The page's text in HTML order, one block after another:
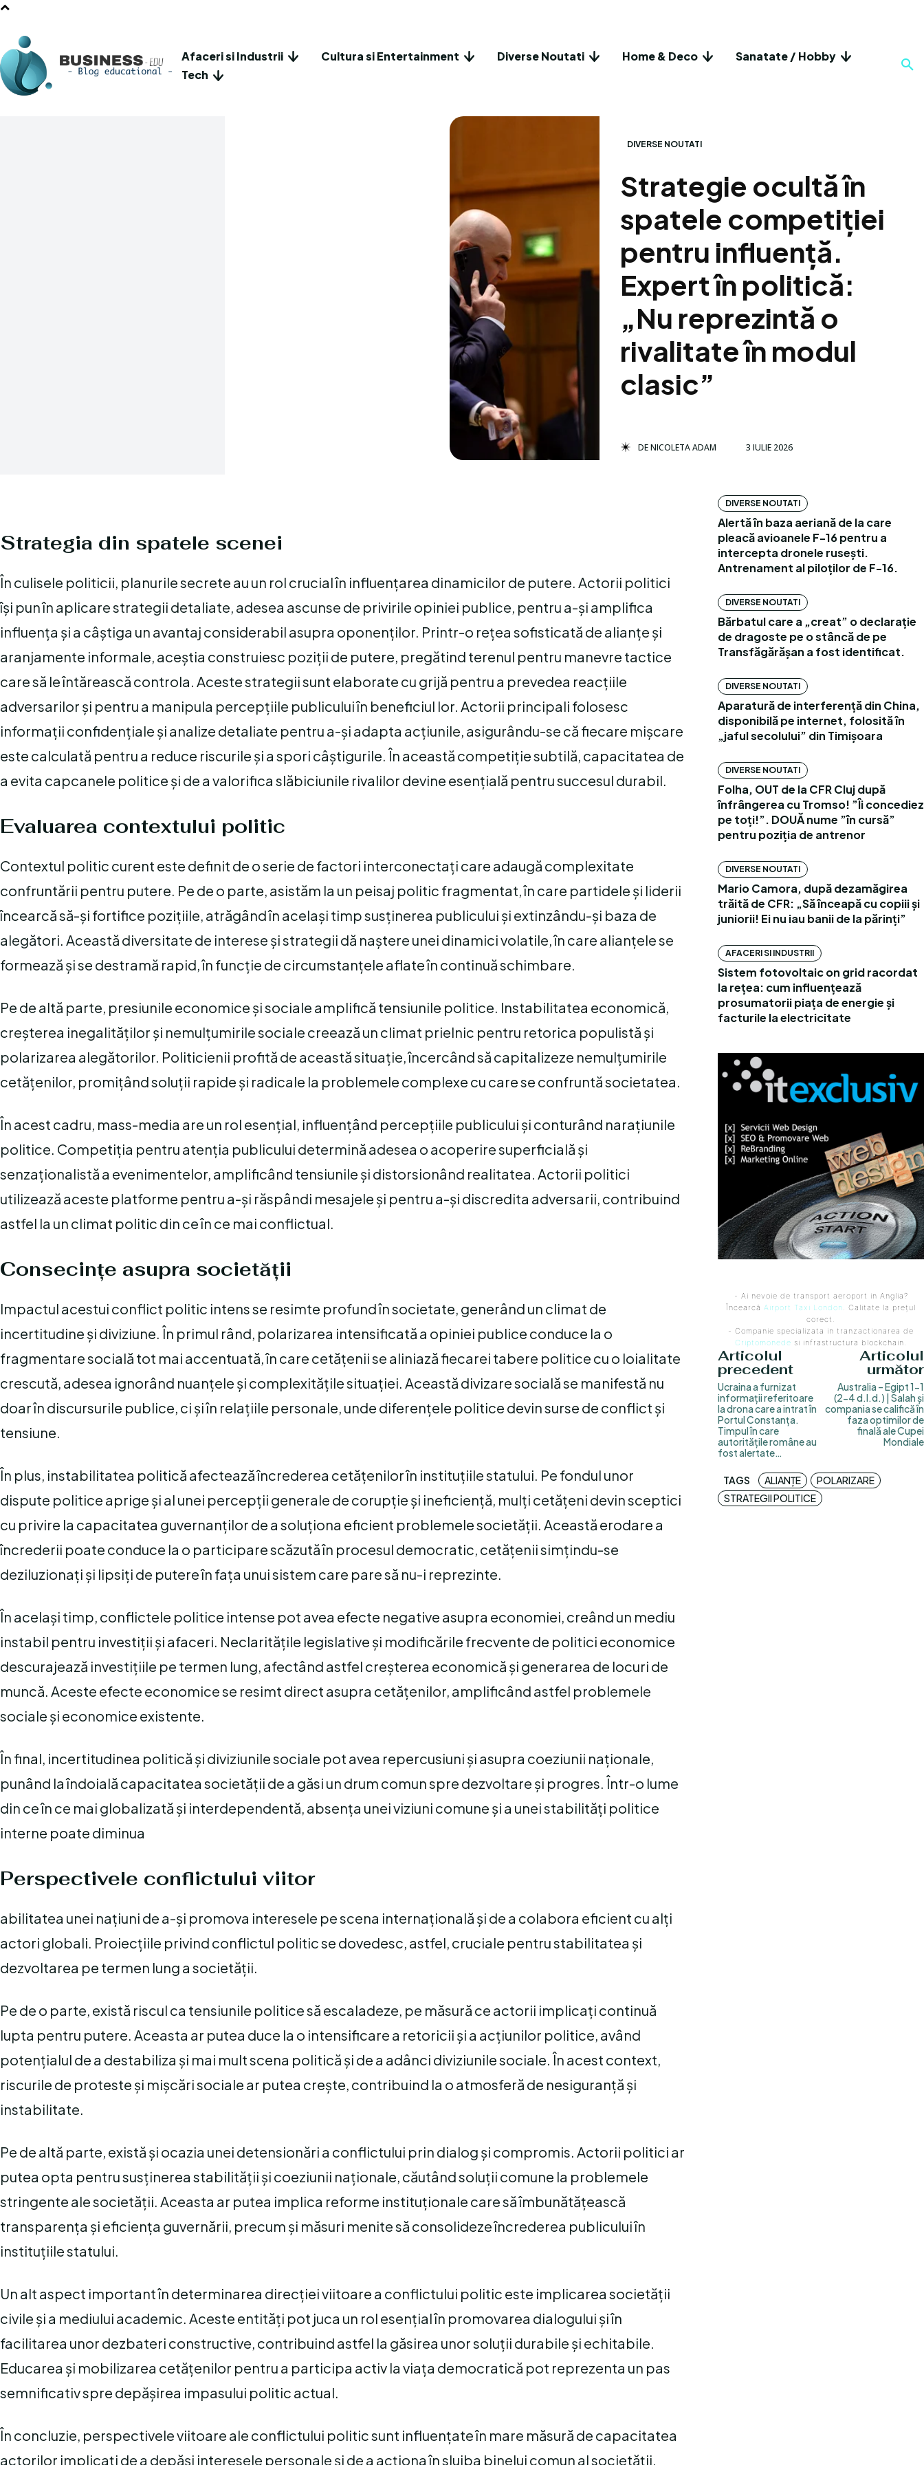
Afaceri si Industrii Cultura si Entertainment Diverse Noutati Home & Deco
Sanatate / Hobby
Tech
DIVERSE NOUTATI
Strategie ocultă în
spatele competiției
pentru influență.
Expert în politică:
„Nu reprezintă o
rivalitate în modul
clasic”
DENICOLETA ADAM 3 IULIE 2026
Strategia din spatele scenei
În culisele politicii, planurile secrete au un rol crucial în influențarea dinamicilor de putere. Actorii politici
își pun în aplicare strategii detaliate, adesea ascunse de privirile opiniei publice, pentru a-și amplifica
influența și a câștiga un avantaj considerabil asupra oponenților. Printr-o rețea sofisticată de alianțe și
aranjamente informale, aceștia construiesc poziții de putere, pregătind terenul pentru manevre tactice
care să le întărească controla. Aceste strategii sunt elaborate cu grijă pentru a prevedea reacțiile
adversarilor și pentru a manipula percepțiile publicului în beneficiul lor. Actorii principali folosesc
informații confidențiale și analize detaliate pentru a-și adapta acțiunile, asigurându-se că fiecare mișcare
este calculată pentru a reduce riscurile și a spori câștigurile. În această competiție subtilă, capacitatea de
a evita capcanele politice și de a valorifica slăbiciunile rivalilor devine esențială pentru succesul durabil.
Evaluarea contextului politic
Contextul politic curent este definit de o serie de factori interconectați care adaugă complexitate
confruntării pentru putere. Pe de o parte, asistăm la un peisaj politic fragmentat, în care partidele și liderii
încearcă să-și fortifice pozițiile, atrăgând în același timp susținerea publicului și extinzându-și baza de
alegători. Această diversitate de interese și strategii dă naștere unei dinamici volatile, în care alianțele se
formează și se destramă rapid, în funcție de circumstanțele aflate în continuă schimbare.
Pe de altă parte, presiunile economice și sociale amplifică tensiunile politice. Instabilitatea economică,
creșterea inegalităților și nemulțumirile sociale creează un climat prielnic pentru retorica populistă și
polarizarea alegătorilor. Politicienii profită de această situație, încercând să capitalizeze nemulțumirile
cetățenilor, promițând soluții rapide și radicale la problemele complexe cu care se confruntă societatea.
În acest cadru, mass-media are un rol esențial, influențând percepțiile publicului și conturând narațiunile
politice. Competiția pentru atenția publicului determină adesea o acoperire superficială și
senzaționalistă a evenimentelor, amplificând tensiunile și distorsionând realitatea. Actorii politici
utilizează aceste platforme pentru a-și răspândi mesajele și pentru a-și discredita adversarii, contribuind
astfel la un climat politic din ce în ce mai conflictual.
Consecințe asupra societății
Impactul acestui conflict politic intens se resimte profund în societate, generând un climat de
incertitudine și diviziune. În primul rând, polarizarea intensificată a opiniei publice conduce la o
fragmentare socială tot mai accentuată, în care cetățenii se aliniază fiecarei tabere politice cu o loialitate
crescută, adesea ignorând nuanțele și complexitățile situației. Această divizare socială se manifestă nu
doar în discursurile publice, ci și în relațiile personale, unde diferențele politice devin surse de conflict și
tensiune.
În plus, instabilitatea politică afectează încrederea cetățenilor în instituțiile statului. Pe fondul unor
dispute politice aprige și al unei percepții generale de corupție și ineficiență, mulți cetățeni devin sceptici
cu privire la capacitatea guvernanților de a soluționa eficient problemele societății. Această erodare a
încrederii poate conduce la o participare scăzută în procesul democratic, cetățenii simțindu-se
deziluzionați și lipsiți de putere în fața unui sistem care pare să nu-i reprezinte.
În același timp, conflictele politice intense pot avea efecte negative asupra economiei, creând un mediu
instabil pentru investiții și afaceri. Neclaritățile legislative și modificările frecvente de politici economice
descurajează investițiile pe termen lung, afectând astfel creșterea economică și generarea de locuri de
muncă. Aceste efecte economice se resimt direct asupra cetățenilor, amplificând astfel problemele
sociale și economice existente.
În final, incertitudinea politică și diviziunile sociale pot avea repercusiuni și asupra coeziunii naționale,
punând la îndoială capacitatea societății de a găsi un drum comun spre dezvoltare și progres. Într-o lume
din ce în ce mai globalizată și interdependentă, absența unei viziuni comune și a unei stabilități politice
interne poate diminua
Perspectivele conflictului viitor
abilitatea unei națiuni de a-și promova interesele pe scena internațională și de a colabora eficient cu alți
actori globali. Proiecțiile privind conflictul politic se dovedesc, astfel, cruciale pentru stabilitatea și
dezvoltarea pe termen lung a societății.
Pe de o parte, există riscul ca tensiunile politice să escaladeze, pe măsură ce actorii implicați continuă
lupta pentru putere. Aceasta ar putea duce la o intensificare a retoricii și a acțiunilor politice, având
potențialul de a destabiliza și mai mult scena politică și de a adânci diviziunile sociale. În acest context,
riscurile de proteste și mișcări sociale ar putea crește, contribuind la o atmosferă de nesiguranță și
instabilitate.
Pe de altă parte, există și ocazia unei detensionări a conflictului prin dialog și compromis. Actorii politici ar
putea opta pentru susținerea stabilității și coeziunii naționale, căutând soluții comune la problemele
stringente ale societății. Aceasta ar putea implica reforme instituționale care să îmbunătățească
transparența și eficiența guvernării, precum și măsuri menite să consolideze încrederea publicului în
instituțiile statului.
Un alt aspect important în determinarea direcției viitoare a conflictului politic este implicarea societății
civile și a mediului academic. Aceste entități pot juca un rol esențial în promovarea dialogului și în
facilitarea unor dezbateri constructive, contribuind astfel la găsirea unor soluții durabile și echitabile.
Educarea și mobilizarea cetățenilor pentru a participa activ la viața democratică pot reprezenta un pas
semnificativ spre depășirea impasului politic actual.
În concluzie, perspectivele viitoare ale conflictului politic sunt influențate în mare măsură de capacitatea
actorilor implicați de a depăși interesele personale și de a acționa în slujba binelui comun al societății.
DIVERSE NOUTATI
Alertă în baza aeriană de la care
pleacă avioanele F-16 pentru a
intercepta dronele rusești.
Antrenament al piloților de F-16.
DIVERSE NOUTATI
Bărbatul care a „creat” o declarație
de dragoste pe o stâncă de pe
Transfăgărășan a fost identificat.
DIVERSE NOUTATI
Aparatură de interferență din China,
disponibilă pe internet, folosită în
„jaful secolului” din Timișoara
DIVERSE NOUTATI
Folha, OUT de la CFR Cluj după
înfrângerea cu Tromso! ”Îi concediez
pe toți!”. DOUĂ nume ”în cursă”
pentru poziția de antrenor
DIVERSE NOUTATI
Mario Camora, după dezamăgirea
trăită de CFR: „Să înceapă cu copiii și
juniorii! Ei nu iau banii de la părinți”
AFACERI SI INDUSTRII
Sistem fotovoltaic on grid racordat
la rețea: cum influențează
prosumatorii piața de energie și
facturile la electricitate
- Ai nevoie de transport aeroport in Anglia?
Încearcă Airport Taxi London. Calitate la prețul
corect.
- Companie specializata in tranzactionarea de
Criptomonede si infrastructura blockchain.
Articolul
precedent
Ucraina a furnizat
informații referitoare
la drona care a intrat în
Portul Constanța.
Timpul în care
autoritățile române au
fost alertate…
Articolul
următor
Australia – Egipt 1-1
(2-4 d.l.d.) | Salah și
compania se califică în
faza optimilor de
finală ale Cupei
Mondiale
TAGS ALIANȚE
POLARIZARE
STRATEGII POLITICE